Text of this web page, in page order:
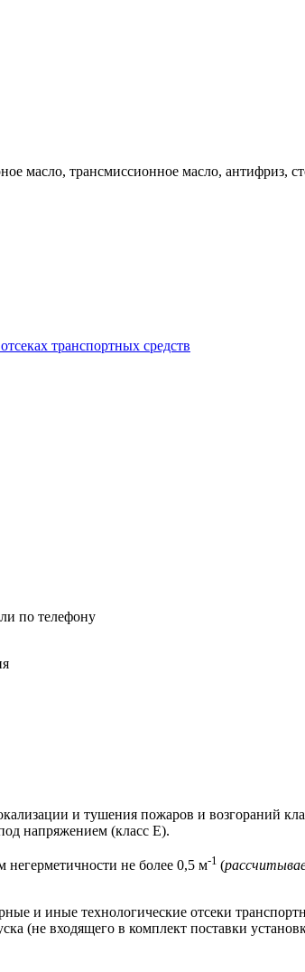
масло, трансмиссионное масло, антифриз,
транспортных средств
по телефону
и тушения пожаров и возгораний
напряжением (класс E).
негерметичности не более 0,5 м-1 (
и иные технологические отсеки
(не входящего в комплект поставки